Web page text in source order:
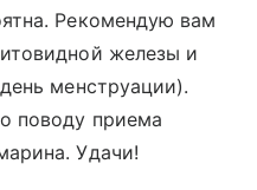
Рекомендую вам
железы и
менструации).
поводу приема
Удачи!